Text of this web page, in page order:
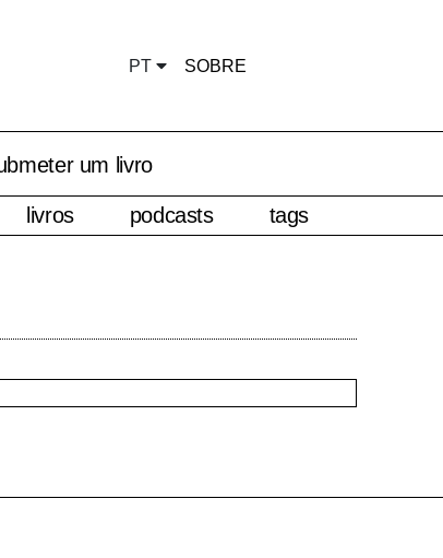
PT SOBRE
um livro
livros podcasts tags